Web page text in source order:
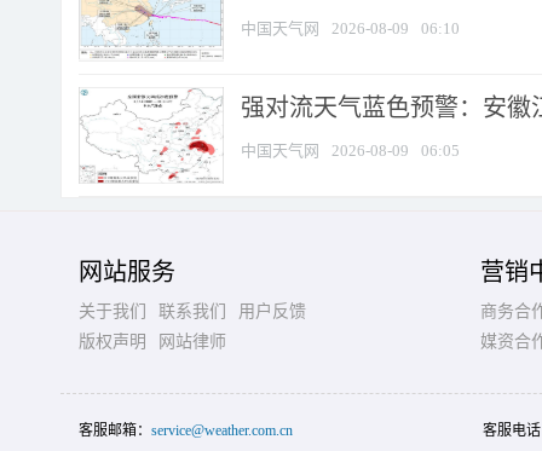
中国天气网 2026-08-09 06:10
强对流天气蓝色预警：安徽
中国天气网 2026-08-09 06:05
网站服务
关于我们 联系我们
用户反馈
版权声明
网站律师
营销
商务合
媒资合
客服邮箱： service@weather.com.cn 客服电